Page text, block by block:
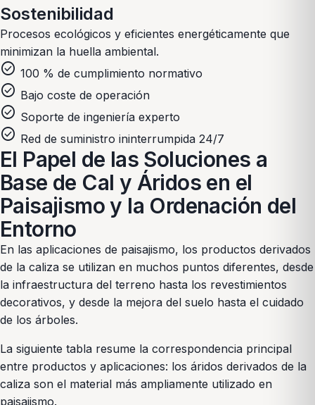
Sostenibilidad
Procesos ecológicos y eficientes energéticamente que
minimizan la huella ambiental.
check_circle 100 % de cumplimiento normativo
check_circle Bajo coste de operación
check_circle Soporte de ingeniería experto
check_circle Red de suministro ininterrumpida 24/7
El Papel de las Soluciones a
Base de Cal y Áridos en el
Paisajismo y la Ordenación del
Entorno
En las aplicaciones de paisajismo, los productos derivados
de la caliza se utilizan en muchos puntos diferentes, desde
la infraestructura del terreno hasta los revestimientos
decorativos, y desde la mejora del suelo hasta el cuidado
de los árboles.
La siguiente tabla resume la correspondencia principal
entre productos y aplicaciones: los áridos derivados de la
caliza son el material más ampliamente utilizado en
paisajismo.